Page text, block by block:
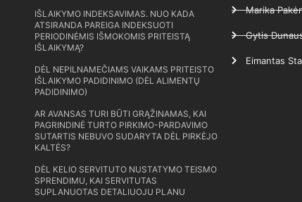
IŠLAIKYMO INDEKSAVIMAS. NUO KADA
ATSIRANDA PAREIGA INDEKSUOTI
PERIODINĖMIS IŠMOKOMIS PRITEISTĄ
IŠLAIKYMĄ?
DĖL NEPILNAMEČIAMS VAIKAMS PRITEISTO
IŠLAIKYMO PADIDINIMO (DĖL ALIMENTŲ
PADIDINIMO)
AR AVANSAS TURI BŪTI GRĄŽINAMAS, KAI
PAGRINDINĖ TURTO PIRKIMO-PARDAVIMO
SUTARTIS NEBUVO SUDARYTA DĖL PIRKĖJO
KALTĖS?
DĖL KELIO SERVITUTO NUSTATYMO TEISMO
SPRENDIMU, KAI SERVITUTAS
SUPLANUOTAS DETALIUOJU PLANU
Marika
Gytis
Eimantas